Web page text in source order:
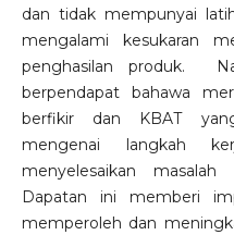
dan tidak mempunyai
mengalami kesukaran
penghasilan produk.
berpendapat bahawa
berfikir dan KBAT
mengenai langkah
menyelesaikan
Dapatan ini memberi
memperoleh dan